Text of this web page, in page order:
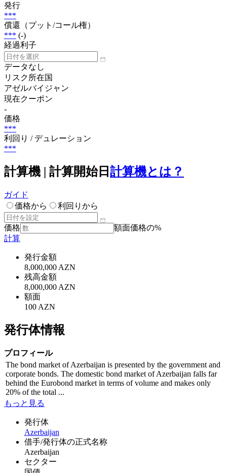
発行
***
償還（プット/コール権）
*** (-)
経過利子
データなし
リスク所在国
アゼルバイジャン
現在クーポン
-
価格
***
利回り / デュレーション
***
計算機 | 計算開始日 計算機とは？
ガイド
価格から
利回りから
価格
額面価格の%
計算
発行金額
8,000,000 AZN
残高金額
8,000,000 AZN
額面
100 AZN
発行体情報
プロフィール
The bond market of Azerbaijan is presented by the government and
corporate bonds. The domestic bond market of Azerbaijan falls far
behind the Eurobond market in terms of volume and makes only
20% of the total ...
もっと見る
発行体
Azerbaijan
借手/発行体の正式名称
Azerbaijan
セクター